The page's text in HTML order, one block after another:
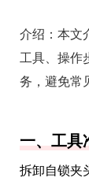
介绍： 本文
工具、操作
务，避免常
一、工具
拆卸自锁夹